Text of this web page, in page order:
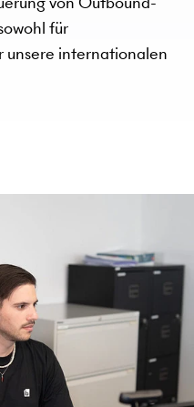
für
unsere internationalen